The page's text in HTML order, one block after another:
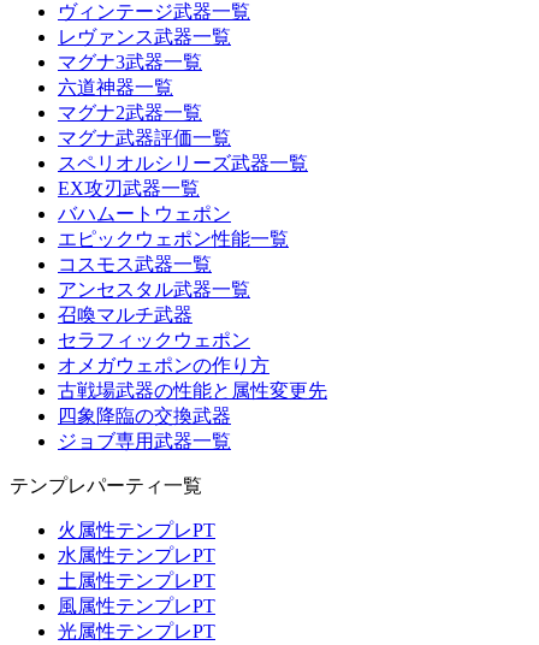
ヴィンテージ武器一覧
レヴァンス武器一覧
マグナ3武器一覧
六道神器一覧
マグナ2武器一覧
マグナ武器評価一覧
スペリオルシリーズ武器一覧
EX攻刃武器一覧
バハムートウェポン
エピックウェポン性能一覧
コスモス武器一覧
アンセスタル武器一覧
召喚マルチ武器
セラフィックウェポン
オメガウェポンの作り方
古戦場武器の性能と属性変更先
四象降臨の交換武器
ジョブ専用武器一覧
テンプレパーティ一覧
火属性テンプレPT
水属性テンプレPT
土属性テンプレPT
風属性テンプレPT
光属性テンプレPT